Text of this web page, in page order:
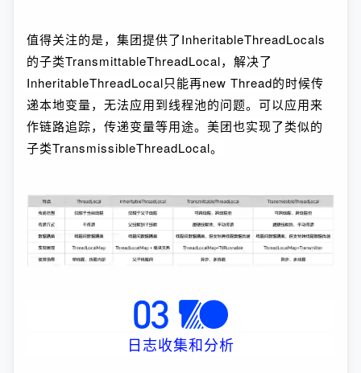
值得关注的是，集团提供了InheritableThreadLocals
的子类TransmittableThreadLocal，解决了
InheritableThreadLocal只能再new Thread的时候传
递本地变量，无法应用到线程池的问题。可以应用来
作链路追踪，传递变量等用途。美团也实现了类似的
子类TransmissibleThreadLocal。
日志收集和分析